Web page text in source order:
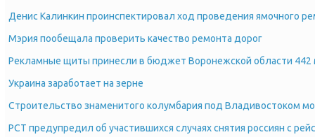
Денис Калинкин проинспектировал ход проведения ямочного
Мэрия пообещала проверить качество ремонта дорог
Рекламные щиты принесли в бюджет Воронежской области 442
Украина заработает на зерне
Строительство знаменитого колумбария под Владивостоком
РСТ предупредил об участившихся случаях снятия россиян с